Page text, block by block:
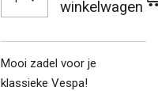
winkelwagen
Mooi zadel voor je
klassieke Vespa!